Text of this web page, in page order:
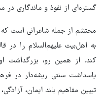
گستره‌ای از نفوذ و ماندگاری در
محتشم از جمله شاعرانی است
به اهل‌بیت علیهم‌السلام را در
کند. از همین رو، بزرگداشت
پاسداشت سنتی ریشه‌دار در
تبیین مفاهیم بلند ایمان،